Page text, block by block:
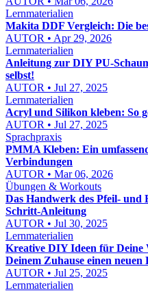
Lernmaterialien
Makita DDF Vergleich: Die
AUTOR • Apr 29, 2026
Lernmaterialien
Anleitung zur DIY PU-
selbst!
AUTOR • Jul 27, 2025
Lernmaterialien
Acryl und Silikon kleben: So
AUTOR • Jul 27, 2025
Sprachpraxis
PMMA Kleben: Ein
Verbindungen
AUTOR • Mar 06, 2026
Übungen & Workouts
Das Handwerk des Pfeil- und
Schritt-Anleitung
AUTOR • Jul 30, 2025
Lernmaterialien
Kreative DIY Ideen für Deine
Deinem Zuhause einen neuen
AUTOR • Jul 25, 2025
Lernmaterialien